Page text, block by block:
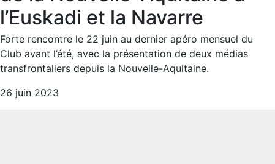
l’Euskadi et la Navarre
Forte rencontre le 22 juin au dernier apéro mensuel du
Club avant l’été, avec la présentation de deux médias
transfrontaliers depuis la Nouvelle-Aquitaine.
26 juin 2023